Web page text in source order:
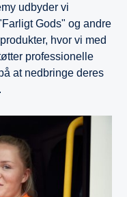
udbyder vi
Gods" og andre
hvor vi med
professionelle
at nedbringe deres